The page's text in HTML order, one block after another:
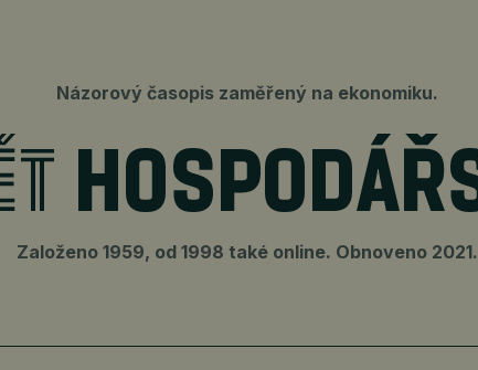
Názorový časopis zaměřený na ekonomiku.
Založeno 1959, od 1998 také online. Obnoveno 2021.